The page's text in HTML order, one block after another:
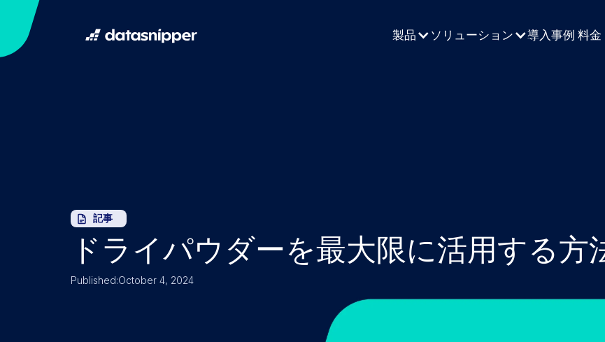
製品 ソリューション 導入事例 料金
記事
ドライパウダーを最大限に活用する方
Published:October 4, 2024